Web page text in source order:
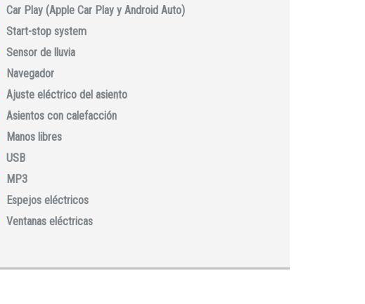
Car Play (Apple Car Play y Android Auto)
Start-stop system
Sensor de lluvia
Navegador
Ajuste eléctrico del asiento
Asientos con calefacción
Manos libres
USB
MP3
Espejos eléctricos
Ventanas eléctricas